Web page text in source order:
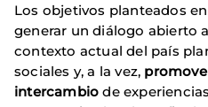
Los objetivos planteados
generar un diálogo abierto
contexto actual del país
sociales y, a la vez,
intercambio de